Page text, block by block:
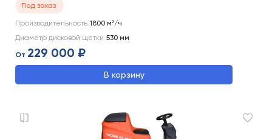
Под заказ
Производительность 1800 м²/ч
Диаметр дисковой щетки 530 мм
От 229 000 ₽
В корзину